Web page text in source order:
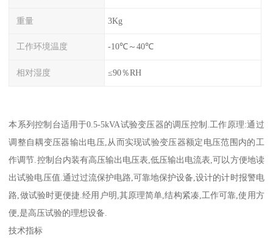
重量 3Kg
工作环境温度 -10℃～40℃
相对湿度 ≤90％RH
本系列控制台适用于0.5-5kVA试验变压器的调压控制.工作原理:通过
调整自耦变压器输出电压,从而实现试验变压器额定电压范围内的工
作调节.控制台内装有高压输出电压表,低压输出电流表,可以方便地读
出试验电压值.通过过流保护电路,可靠地保护设备,设计的计时报警电
路,做试验时更便捷.经用户明,其原理简单,结构紧凑,工作可靠,使用方
便,是高压试验的理想设备.
技术指标